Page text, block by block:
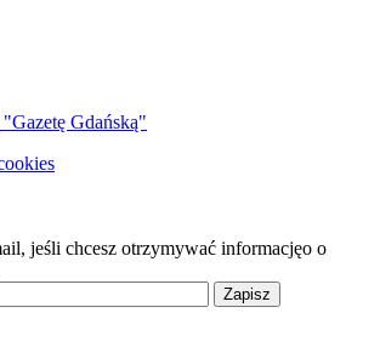
Gdańską"
jeśli chcesz otrzymywać informacjęo o
Zapisz